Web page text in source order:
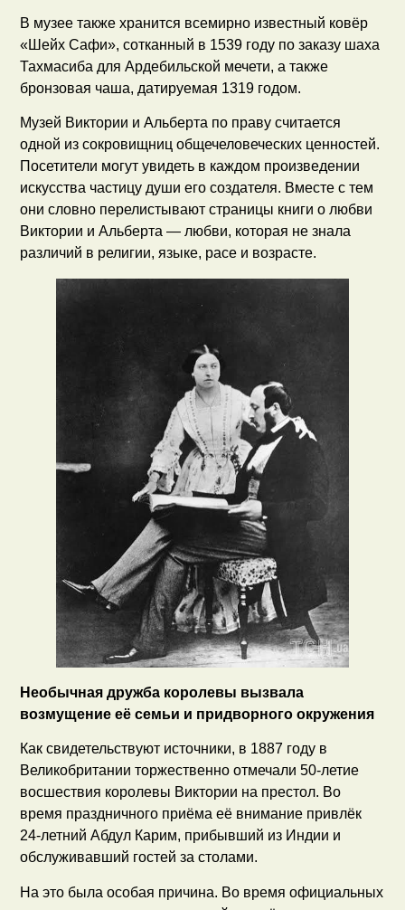
В музее также хранится всемирно известный ковёр
«Шейх Сафи», сотканный в 1539 году по заказу шаха
Тахмасиба для Ардебильской мечети, а также
бронзовая чаша, датируемая 1319 годом.
Музей Виктории и Альберта по праву считается
одной из сокровищниц общечеловеческих ценностей.
Посетители могут увидеть в каждом произведении
искусства частицу души его создателя. Вместе с тем
они словно перелистывают страницы книги о любви
Виктории и Альберта — любви, которая не знала
различий в религии, языке, расе и возрасте.
Необычная дружба королевы вызвала
возмущение её семьи и придворного окружения
Как свидетельствуют источники, в 1887 году в
Великобритании торжественно отмечали 50-летие
восшествия королевы Виктории на престол. Во
время праздничного приёма её внимание привлёк
24-летний Абдул Карим, прибывший из Индии и
обслуживавший гостей за столами.
На это была особая причина. Во время официальных